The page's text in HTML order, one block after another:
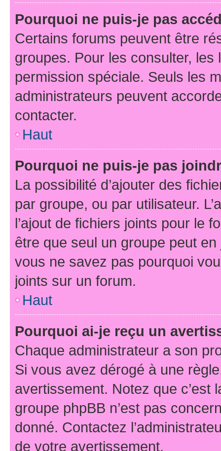
Pourquoi ne puis-je pas
Certains forums peuvent être
groupes. Pour les consulter,
permission spéciale. Seuls les
administrateurs peuvent
contacter.
Haut
Pourquoi ne puis-je pas
La possibilité d’ajouter des
par groupe, ou par utilisateur.
l’ajout de fichiers joints pour le
être que seul un groupe peut
vous ne savez pas pourquoi
joints sur un forum.
Haut
Pourquoi ai-je reçu un
Chaque administrateur a son
Si vous avez dérogé à une
avertissement. Notez que c’est
groupe phpBB n’est pas
donné. Contactez
de votre avertissement.